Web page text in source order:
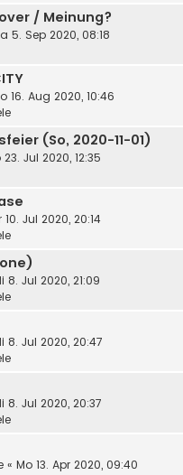
/ Meinung?
5. Sep 2020, 08:18
16. Aug 2020, 10:46
(So, 2020-11-01)
23. Jul 2020, 12:35
10. Jul 2020, 20:14
8. Jul 2020, 21:09
8. Jul 2020, 20:47
8. Jul 2020, 20:37
« Mo 13. Apr 2020, 09:40